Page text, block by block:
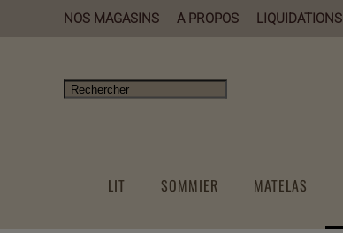
NOS MAGASINS A PROPOS LIQUIDATIONS
LIT SOMMIER MATELAS